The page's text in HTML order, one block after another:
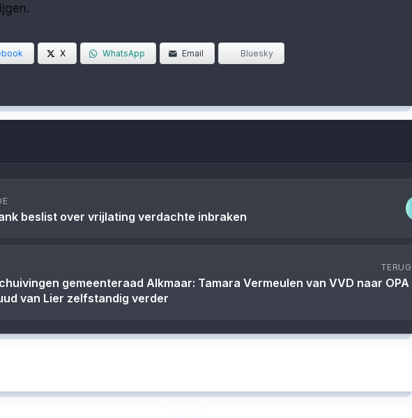
X WhatsApp Email Bluesky
beslist over vrijlating verdachte inbraken
TERUG
gemeenteraad Alkmaar: Tamara Vermeulen van VVD naar OPA
van Lier zelfstandig verder